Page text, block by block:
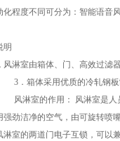
化程度不同可分为：智能语
明
淋室由箱体、门、高效过滤
．箱体采用优质的冷轧钢板
淋室的作用： 风淋室是人员
强劲洁净的空气，由可旋转喷
淋室的两道门电子互锁，可以